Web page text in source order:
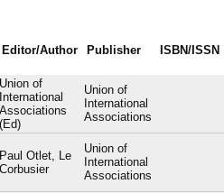
Editor/Author Publisher ISBN/ISSN
Union of
International
Associations
(Ed)
Union of
International
Associations
Paul Otlet, Le
Corbusier
Union of
International
Associations